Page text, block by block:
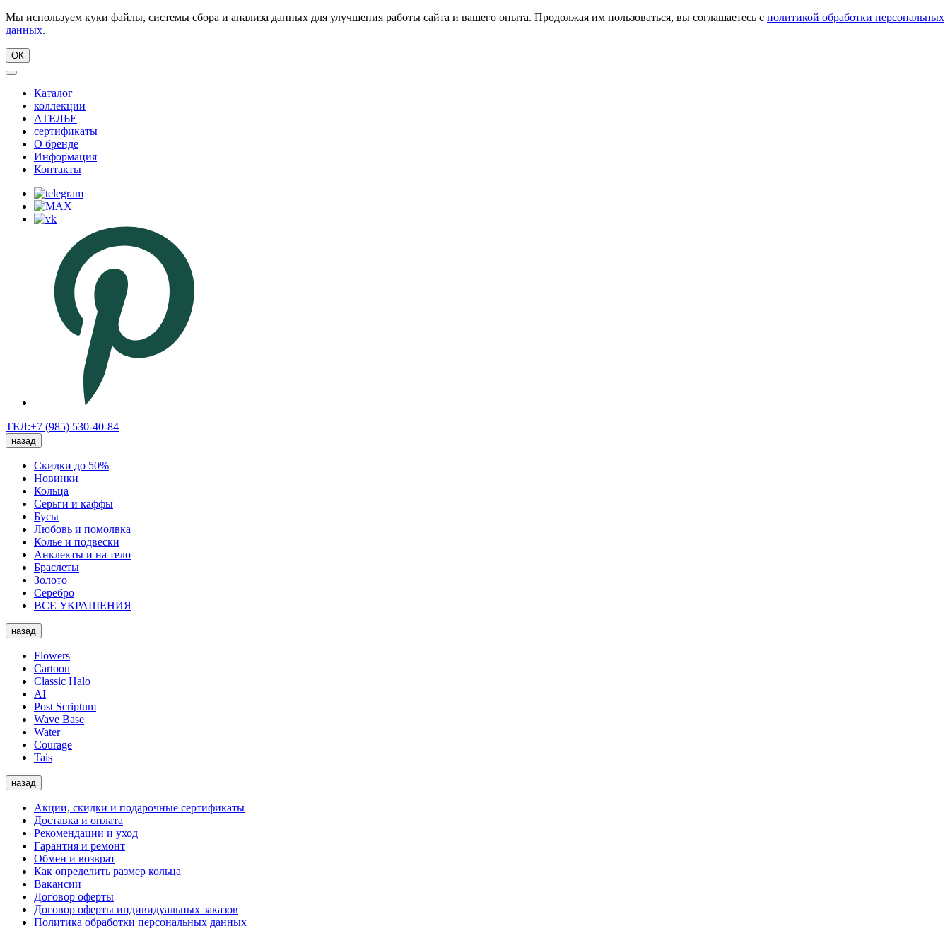
Мы используем куки файлы, системы сбора и анализа данных для улучшения работы сайта и вашего опыта. Продолжая им пользоваться, вы соглашаетесь с политикой обработки персональных
данных.
ОК
Каталог
коллекции
АТЕЛЬЕ
сертификаты
О бренде
Информация
Контакты
ТЕЛ:+7 (985) 530-40-84
назад
Скидки до 50%
Новинки
Кольца
Серьги и каффы
Бусы
Любовь и помолвка
Колье и подвески
Анклекты и на тело
Браслеты
Золото
Серебро
ВСЕ УКРАШЕНИЯ
назад
Flowers
Cartoon
Classic Halo
AI
Post Scriptum
Wave Base
Water
Courage
Tais
назад
Акции, скидки и подарочные сертификаты
Доставка и оплата
Рекомендации и уход
Гарантия и ремонт
Обмен и возврат
Как определить размер кольца
Вакансии
Договор оферты
Договор оферты индивидуальных заказов
Политика обработки персональных данных